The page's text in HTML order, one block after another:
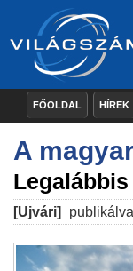
FŐOLDAL HÍREK
A
[Ujvári]